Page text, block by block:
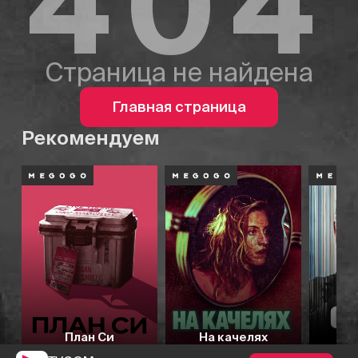
Страница не найдена
Главная страница
Рекомендуем
План Си На качелях